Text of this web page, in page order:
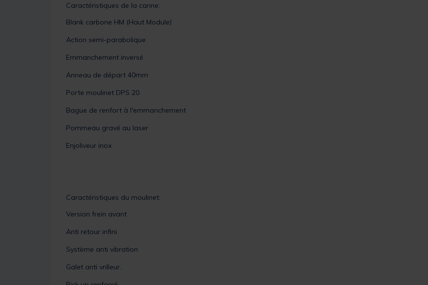
Caractéristiques de la canne:
Blank carbone HM (Haut Module)
Action semi-parabolique
Emmanchement inversé
Anneau de départ 40mm
Porte moulinet DPS 20
Bague de renfort à l'emmanchement
Pommeau gravé au laser
Enjoliveur inox
Caractéristiques du moulinet:
Version frein avant
Anti retour infini
Système anti vibration
Galet anti vrilleur.